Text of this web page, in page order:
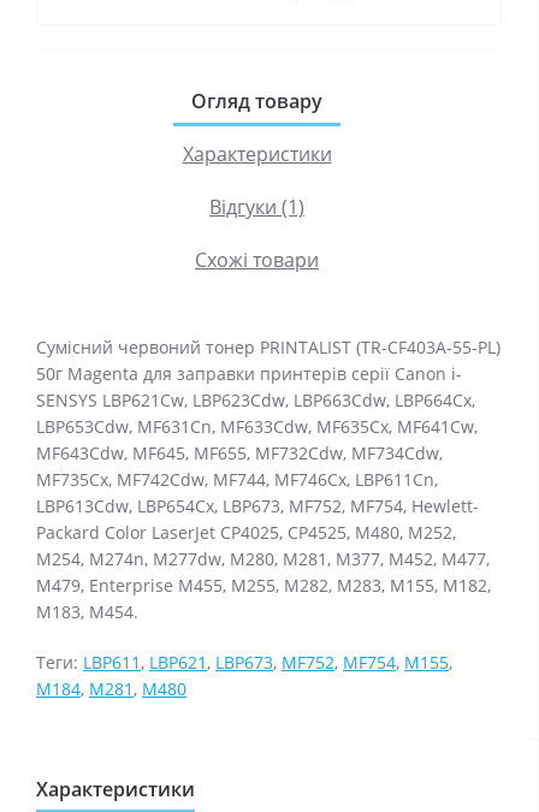
Огляд товару
Характеристики
Відгуки (1)
Схожі товари
Сумісний червоний тонер PRINTALIST (TR-CF403A-55-PL)
50г Magenta для заправки принтерів серії Canon i-
SENSYS LBP621Cw, LBP623Cdw, LBP663Cdw, LBP664Cx,
LBP653Cdw, MF631Cn, MF633Cdw, MF635Cx, MF641Cw,
MF643Cdw, MF645, MF655, MF732Cdw, MF734Cdw,
MF735Cx, MF742Cdw, MF744, MF746Cx, LBP611Cn,
LBP613Cdw, LBP654Cx, LBP673, MF752, MF754, Hewlett-
Packard Color LaserJet CP4025, CP4525, M480, M252,
M254, M274n, M277dw, M280, M281, M377, M452, M477,
M479, Enterprise M455, M255, M282, M283, M155, M182,
M183, M454.
Теги: LBP611, LBP621, LBP673, MF752, MF754, M155,
M184, M281, M480
Характеристики